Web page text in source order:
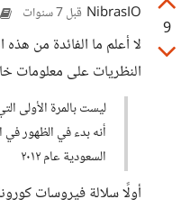
9
NibrasIO قبل 7 سنوات
لا أعلم ما الفائدة من
النظريات على
ليست بالمرة الأولى
أنه بدء في الظهور
السعودية عام ٢٠١٢
أولًا سلالة فيروسات